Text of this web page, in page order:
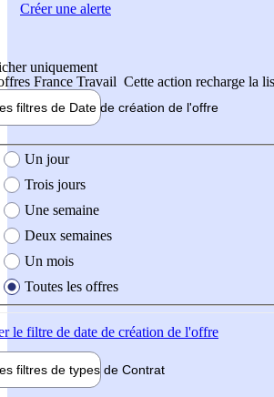
uniquement
France Travail Cette action recharge la
filtres de Date de création de l'offre
création de l'offre
Un jour
Trois jours
Une semaine
Deux semaines
Un mois
Toutes les offres
le filtre de date de création de l'offre
filtres de types de Contrat
Créer une alerte